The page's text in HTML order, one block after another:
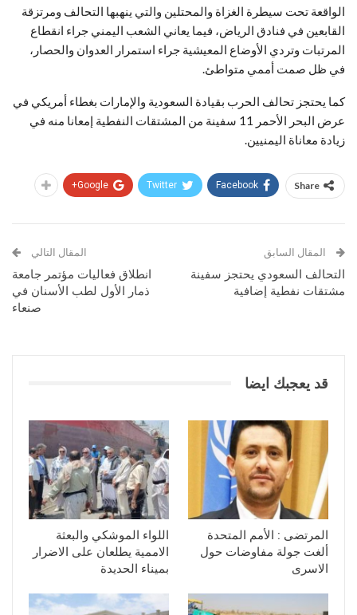
الواقعة تحت سيطرة الغزاة والمحتلين والتي ينهبها التحالف ومرتزقة
القابعين في فنادق الرياض، فيما يعاني الشعب اليمني جراء انقطاع
المرتبات وتردي الأوضاع المعيشية جراء استمرار العدوان والحصار،
في ظل صمت أممي متواطئ.
كما يحتجز تحالف الحرب بقيادة السعودية والإمارات بغطاء أمريكي في
عرض البحر الأحمر 11 سفينة من المشتقات النفطية إمعانا منه في
زيادة معاناة اليمنيين.
Share
Facebook
Twitter
Google+
المقال السابق
التحالف السعودي يحتجز سفينة
مشتقات نفطية إضافية
المقال التالي
انطلاق فعاليات مؤتمر جامعة
ذمار الأول لطب الأسنان في
صنعاء
قد يعجبك ايضا
المرتضى : الأمم المتحدة
ألغت جولة مفاوضات حول
الاسرى
اللواء الموشكي والبعثة
الاممية يطلعان على الاضرار
بميناء الحديدة